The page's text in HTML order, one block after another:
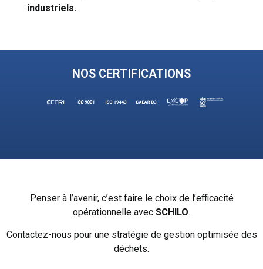
industriels.
NOS CERTIFICATIONS
Penser à l’avenir, c’est faire le choix de l’efficacité
opérationnelle avec SCHILO.
Contactez-nous pour une stratégie de gestion optimisée des
déchets.